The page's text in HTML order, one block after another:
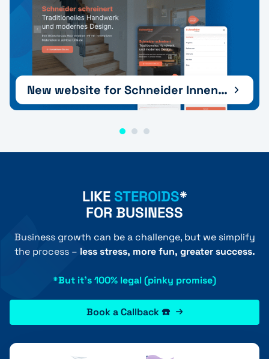
New website for Schneider Innenausbau AG
LIKE STEROIDS*
FOR BUSINESS
Business growth can be a challenge, but we simplify
the process – less stress, more fun, greater success.
*But it's 100% legal (pinky promise)
Book a Callback ☎️